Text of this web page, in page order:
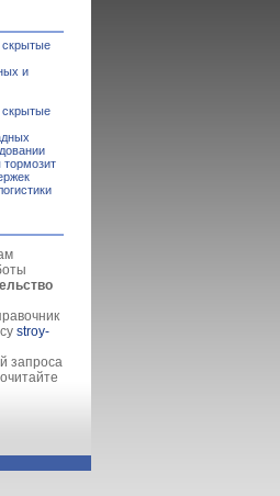
скрытые
и
скрытые
тормозит
stroy-
запроса